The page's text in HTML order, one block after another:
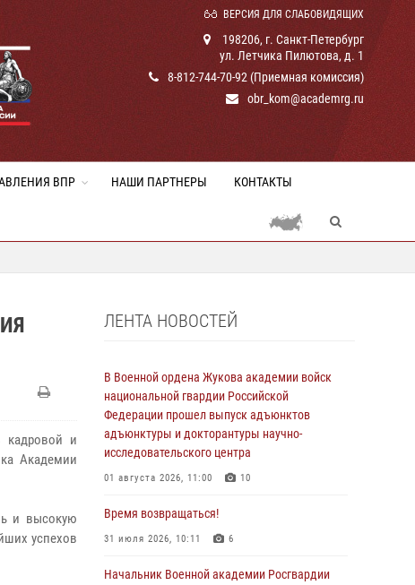
ВЕРСИЯ ДЛЯ СЛАБОВИДЯЩИХ
198206, г. Санкт-Петербург
ул. Летчика Пилютова, д. 1
8-812-744-70-92 (Приемная комиссия)
obr_kom@academrg.ru
ВПР НАШИ ПАРТНЕРЫ КОНТАКТЫ
кадровой и
Академии
и высокую
успехов
ЛЕНТА НОВОСТЕЙ
В Военной ордена Жукова академии войск
национальной гвардии Российской
Федерации прошел выпуск адъюнктов
адъюнктуры и докторантуры научно-
исследовательского центра
01 августа 2026, 11:00 10
Время возвращаться!
31 июля 2026, 10:11 6
Начальник Военной академии Росгвардии